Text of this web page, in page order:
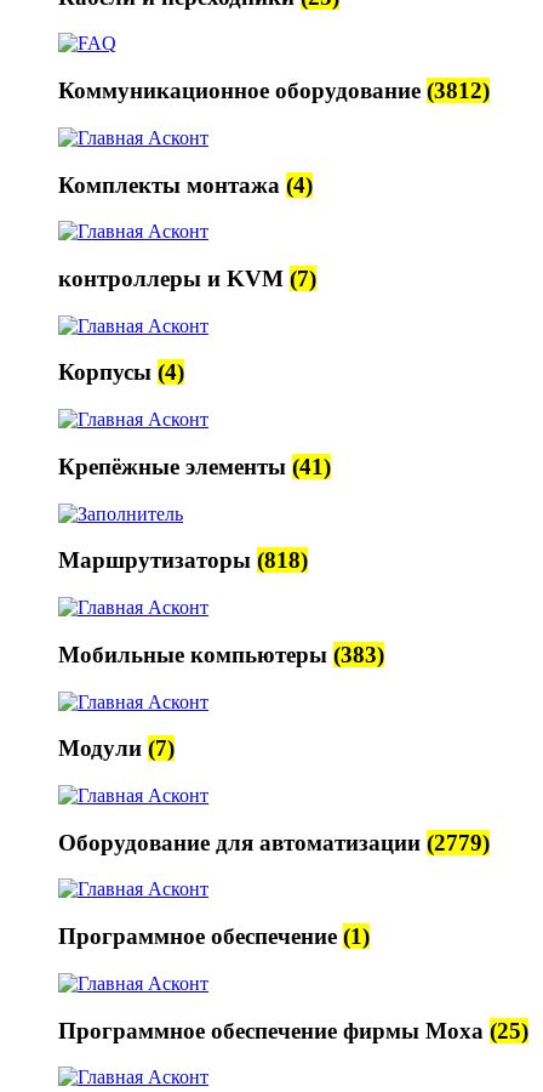
Коммуникационное оборудование (3812)
Комплекты монтажа (4)
контроллеры и KVM (7)
Корпусы (4)
Крепёжные элементы (41)
Маршрутизаторы (818)
Мобильные компьютеры (383)
Модули (7)
Оборудование для автоматизации (2779)
Программное обеспечение (1)
Программное обеспечение фирмы Moxa (25)